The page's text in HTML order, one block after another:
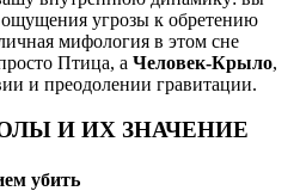
ощущения угрозы к обретению
мифология в этом сне
Птица, а Человек-Крыло,
и преодолении гравитации.
И ИХ ЗНАЧЕНИЕ
убить